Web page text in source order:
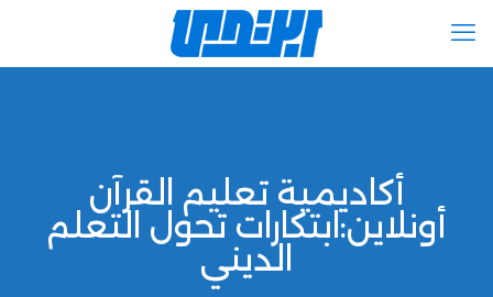
أكاديمية تعليم القرآن
أونلاين:ابتكارات تحول التعلم
الديني